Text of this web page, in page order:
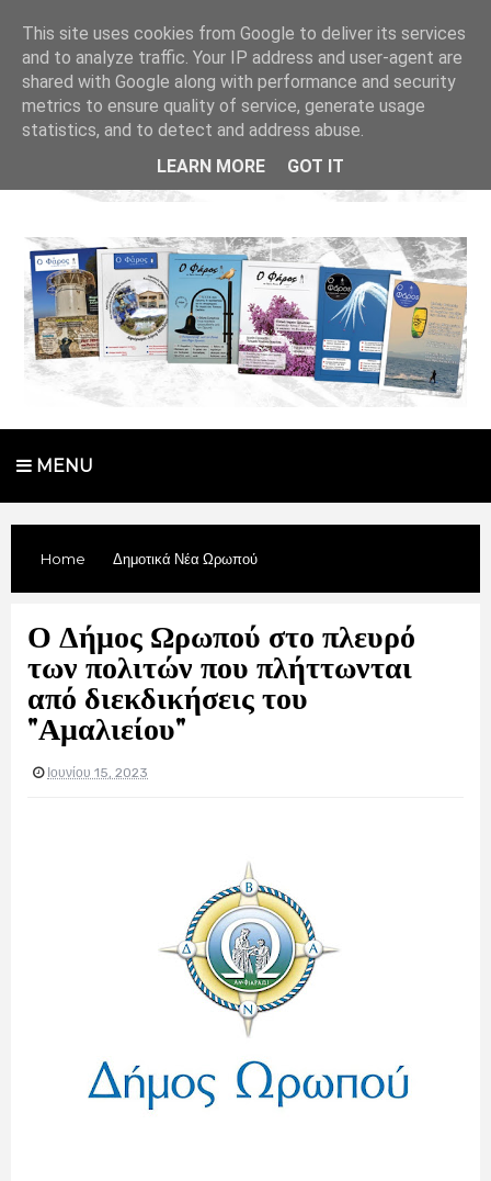
MENU
Home Δημοτικά Νέα Ωρωπού
Ο Δήμος Ωρωπού στο πλευρό
των πολιτών που πλήττωνται
από διεκδικήσεις του
"Αμαλιείου"
Ιουνίου 15, 2023
This site uses cookies from Google to deliver its services
and to analyze traffic. Your IP address and user-agent are
shared with Google along with performance and security
metrics to ensure quality of service, generate usage
statistics, and to detect and address abuse.
LEARN MORE
GOT IT